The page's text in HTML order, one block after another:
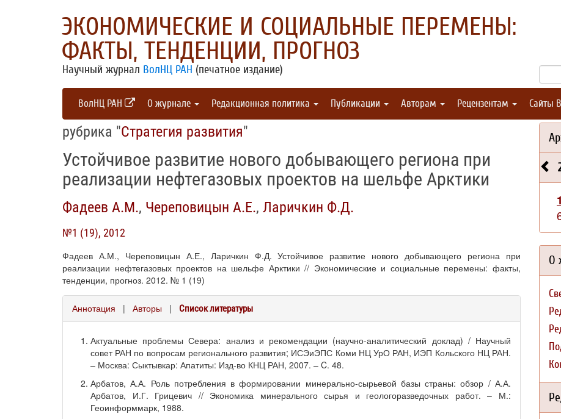
ЭКОНОМИЧЕСКИЕ И СОЦИАЛЬНЫЕ ПЕРЕМЕНЫ:
ФАКТЫ, ТЕНДЕНЦИИ, ПРОГНОЗ
Научный журнал ВолНЦ РАН (печатное издание)
ВолНЦ РАН О журнале Редакционная политика Публикации Авторам Рецензентам Сайты
рубрика "Стратегия развития"
Устойчивое развитие нового добывающего региона при
реализации нефтегазовых проектов на шельфе Арктики
Фадеев А.М., Череповицын А.Е., Ларичкин Ф.Д.
№1 (19), 2012
Фадеев А.М., Череповицын А.Е., Ларичкин Ф.Д. Устойчивое развитие нового добывающего региона при
реализации нефтегазовых проектов на шельфе Арктики // Экономические и социальные перемены: факты,
тенденции, прогноз. 2012. № 1 (19)
Аннотация | Авторы | Список литературы
Актуальные проблемы Севера: анализ и рекомендации (научно-аналитический доклад) / Научный
совет РАН по вопросам регионального развития; ИСЭиЭПС Коми НЦ УрО РАН, ИЭП Кольского НЦ РАН.
– Москва: Сыктывкар: Апатиты: Изд-во КНЦ РАН, 2007. – C. 48.
Арбатов, А.А. Роль потребления в формировании минерально-сырьевой базы страны: обзор / А.А.
Арбатов, И.Г. Грицевич // Экономика минерального сырья и геологоразведочных работ. – М.:
Геоинформмарк, 1988.
О